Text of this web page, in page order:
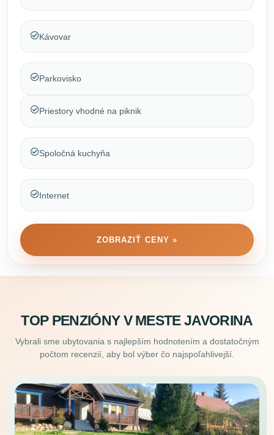
Kávovar
Parkovisko
Priestory vhodné na piknik
Spoločná kuchyňa
Internet
ZOBRAZIŤ CENY »
TOP PENZIÓNY V MESTE JAVORINA
Vybrali sme ubytovania s najlepším hodnotením a dostatočným
počtom recenzií, aby bol výber čo najspoľahlivejší.